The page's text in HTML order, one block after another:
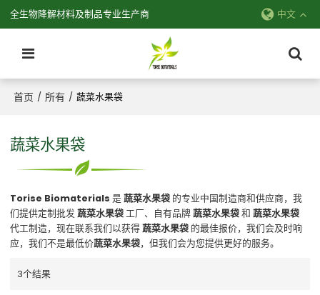
全生物降解材料及制品专业生产商 中文
首页 / 所有 / 蔬菜水果袋
蔬菜水果袋
Torise Biomaterials 是蔬菜水果袋 的专业中国制造商和供应商，我
们提供定制批发蔬菜水果袋工厂、自有品牌蔬菜水果袋和蔬菜水果袋
代工制造，现在联系我们以获得蔬菜水果袋 的最佳报价，我们会及时响
应，我们不是最低价蔬菜水果袋，但我们会为您提供更好的服务。
3个结果